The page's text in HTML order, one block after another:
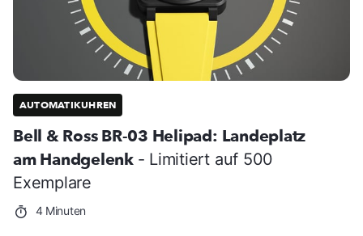
AUTOMATIKUHREN
Bell & Ross BR-03 Helipad: Landeplatz
am Handgelenk - Limitiert auf 500
Exemplare
4 Minuten